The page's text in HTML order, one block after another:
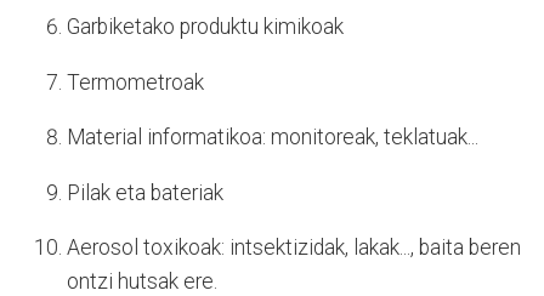
Garbiketako produktu kimikoak
Termometroak
Material informatikoa: monitoreak, teklatuak...
Pilak eta bateriak
Aerosol toxikoak: intsektizidak, lakak..., baita beren
ontzi hutsak ere.